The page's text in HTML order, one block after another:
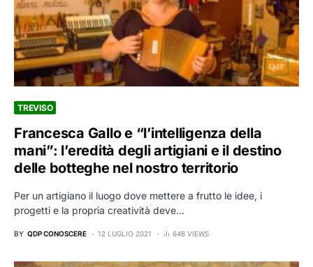
TREVISO
Francesca Gallo e “l’intelligenza della
mani”: l’eredità degli artigiani e il destino
delle botteghe nel nostro territorio
Per un artigiano il luogo dove mettere a frutto le idee, i
progetti e la propria creatività deve…
BY QDP CONOSCERE 12 LUGLIO 2021 648 VIEWS